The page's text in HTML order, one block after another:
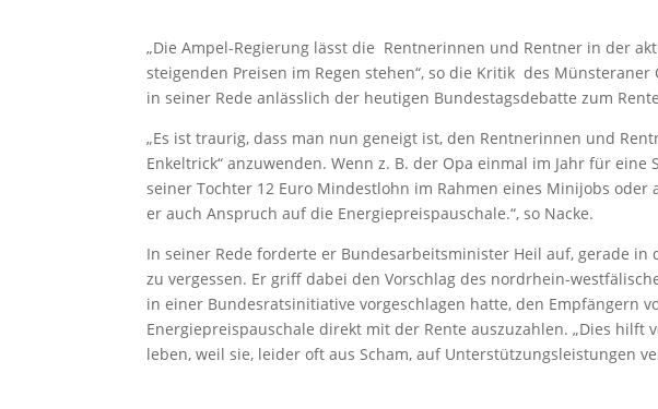
„Die Ampel-Regierung lässt die Rentnerinnen und Rentner in der
steigenden Preisen im Regen stehen“, so die Kritik des Münsteraner
in seiner Rede anlässlich der heutigen Bundestagsdebatte zum
„Es ist traurig, dass man nun geneigt ist, den Rentnerinnen und
Enkeltrick“ anzuwenden. Wenn z. B. der Opa einmal im Jahr für
seiner Tochter 12 Euro Mindestlohn im Rahmen eines Minijobs
er auch Anspruch auf die Energiepreispauschale.“, so Nacke.
In seiner Rede forderte er Bundesarbeitsminister Heil auf, gerade
zu vergessen. Er griff dabei den Vorschlag des nordrhein-
in einer Bundesratsinitiative vorgeschlagen hatte, den Empfängern
Energiepreispauschale direkt mit der Rente auszuzahlen. „Dies
leben, weil sie, leider oft aus Scham, auf Unterstützungsleistungen